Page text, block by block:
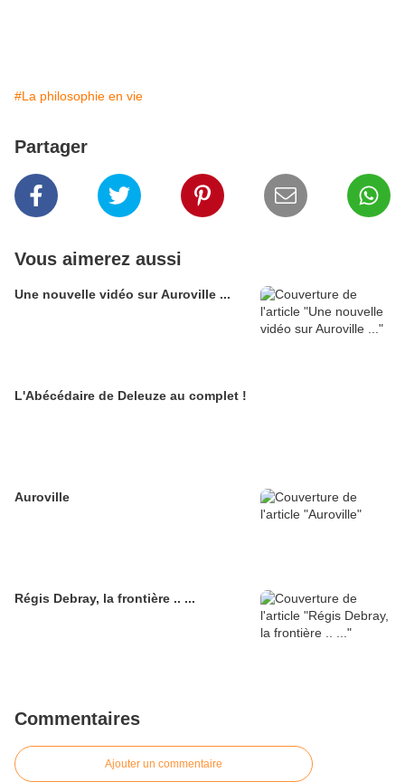
#La philosophie en vie
Partager
Vous aimerez aussi
Une nouvelle vidéo sur Auroville ...
L'Abécédaire de Deleuze au complet !
Auroville
Régis Debray, la frontière .. ...
Commentaires
Ajouter un commentaire